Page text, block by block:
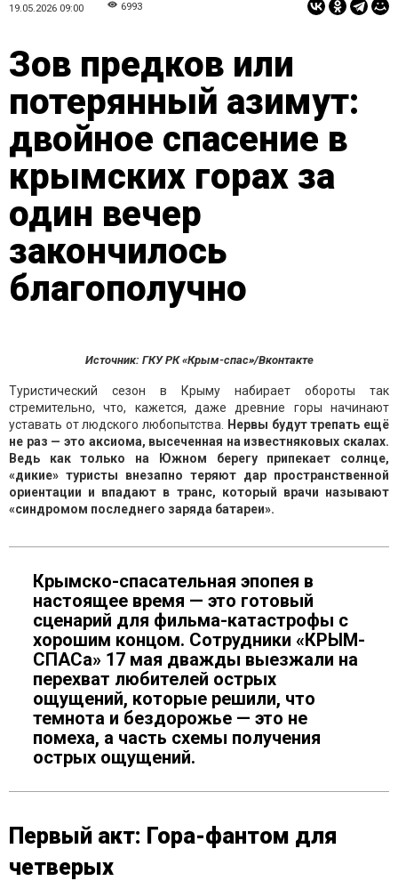
19.05.2026 09:00 6993
Зов предков или
потерянный азимут:
двойное спасение в
крымских горах за
один вечер
закончилось
благополучно
Источник: ГКУ РК «Крым-спас»/Вконтакте
Туристический сезон в Крыму набирает обороты так
стремительно, что, кажется, даже древние горы начинают
уставать от людского любопытства.
Нервы будут трепать ещё
не раз — это аксиома, высеченная на известняковых скалах.
Ведь как только на Южном берегу припекает солнце,
«дикие» туристы внезапно теряют дар пространственной
ориентации и впадают в транс, который врачи называют
«синдромом последнего заряда батареи».
Крымско-спасательная эпопея в
настоящее время — это готовый
сценарий для фильма-катастрофы с
хорошим концом. Сотрудники «КРЫМ-
СПАСа» 17 мая дважды выезжали на
перехват любителей острых
ощущений, которые решили, что
темнота и бездорожье — это не
помеха, а часть схемы получения
острых ощущений.
Первый акт: Гора-фантом для
четверых